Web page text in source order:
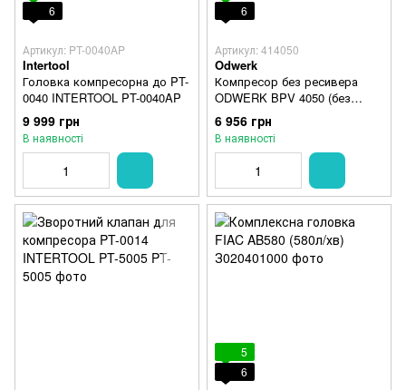
6
Артикул: PT-0040AP
Intertool
Головка компресорна до PT-
0040 INTERTOOL PT-0040AP
9 999 грн
В наявності
6
Артикул: 414050
Odwerk
Компресор без ресивера
ODWERK BPV 4050 (без
автоматики)
6 956 грн
В наявності
5
6